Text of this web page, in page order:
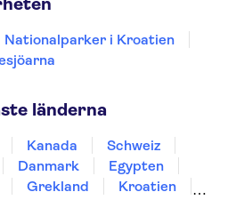
Nationalparker i Kroatien
länderna
Kanada
Schweiz
Danmark
Egypten
Grekland
Kroatien